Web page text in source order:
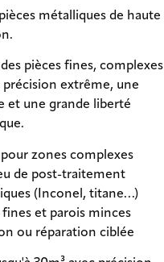
métalliques de haute
pièces fines, complexes
extrême, une
et une grande liberté
zones complexes
de post-traitement
(Inconel, titane…)
et parois minces
ou réparation ciblée